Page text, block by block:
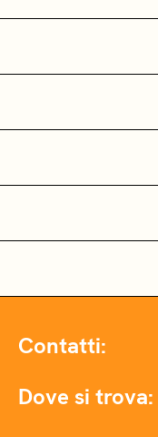
Contatti:
Dove si trova: